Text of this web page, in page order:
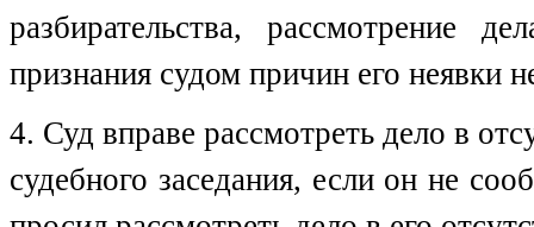
разбирательства, рассмотрение
признания судом причин его неявки
4. Суд вправе рассмотреть дело в
судебного заседания, если он не